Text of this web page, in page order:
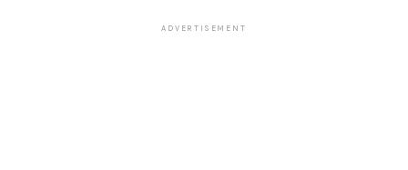
ADVERTISEMENT